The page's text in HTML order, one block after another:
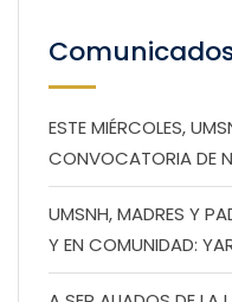
ESTE MIÉRCOLES,
CONVOCATORIA DE
UMSNH, MADRES Y
Y EN COMUNIDAD: